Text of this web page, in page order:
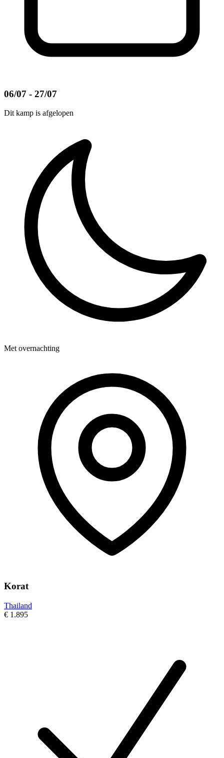
06/07 - 27/07
Dit kamp is afgelopen
Met overnachting
Korat
Thailand
€ 1.895